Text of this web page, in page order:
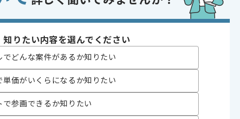
代活躍中 , 30代活躍中 , 40代活躍中 , 長期プロジェクト , 急募 , BtoB向け , 新技術
時間〜180時間
知りたい内容を選んでください
でどんな案件があるか知りたい
単価がいくらになるか知りたい
で参画できるか知りたい